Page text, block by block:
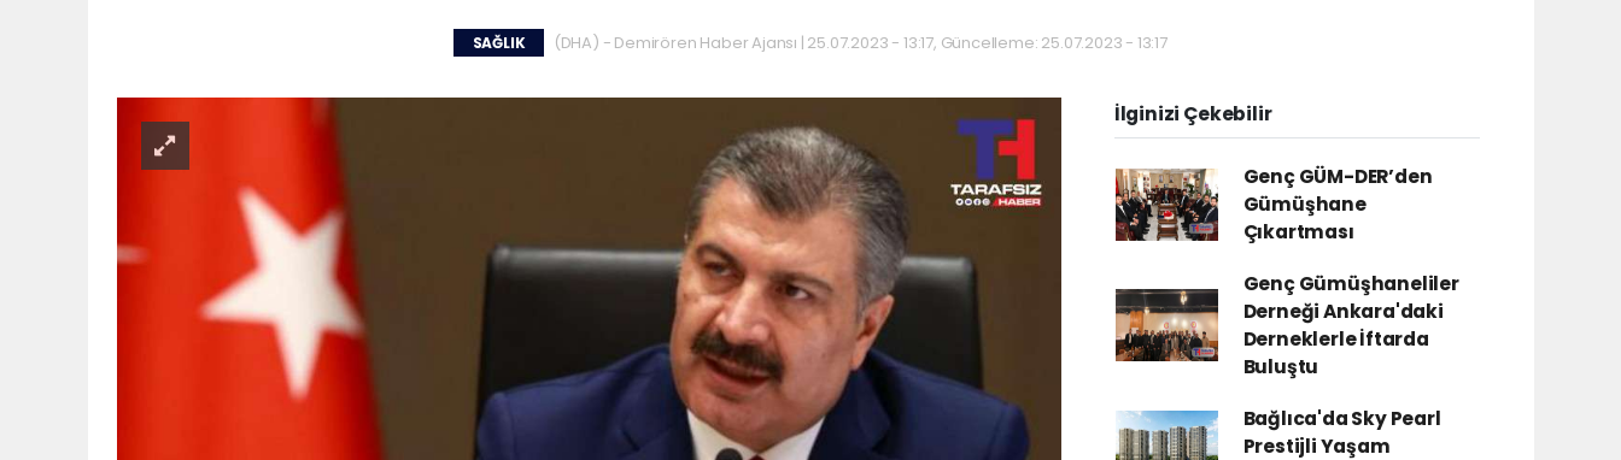
SAĞLIK (DHA) - Demirören Haber Ajansı | 25.07.2023 - 13:17, Güncelleme: 25.07.2023 - 13:17
İlginizi Çekebilir
Genç GÜM-DER’den
Gümüşhane
Çıkartması
Genç Gümüşhaneliler
Derneği Ankara'daki
Derneklerle İftarda
Buluştu
Bağlıca'da Sky Pearl
Prestijli Yaşam